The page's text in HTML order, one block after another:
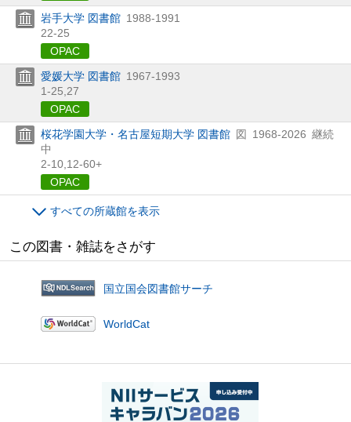
岩手大学 図書館 1988-1991
22-25
OPAC
愛媛大学 図書館 1967-1993
1-25, 27
OPAC
桜花学園大学・名古屋短期大学 図書館 図 1968-2026 継続
中
2-10, 12-60+
OPAC
すべての所蔵館を表示
この図書・雑誌をさがす
国立国会図書館サーチ
WorldCat